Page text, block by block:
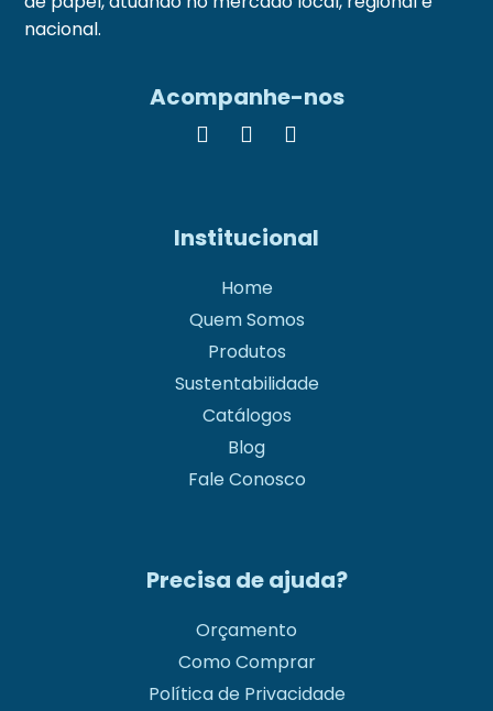
nacional.
Acompanhe-nos
Institucional
Home
Quem Somos
Produtos
Sustentabilidade
Catálogos
Blog
Fale Conosco
Precisa de ajuda?
Orçamento
Como Comprar
Política de Privacidade